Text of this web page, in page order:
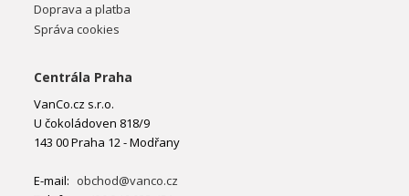
Doprava a platba
Správa cookies
Centrála Praha
VanCo.cz s.r.o.
U čokoládoven 818/9
143 00 Praha 12 - Modřany
E-mail: obchod@vanco.cz